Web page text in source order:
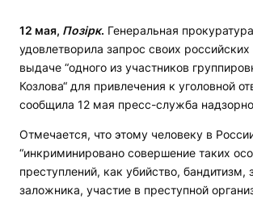
12 мая, Позірк. Генеральная
удовлетворила запрос своих российских
выдаче “одного из участников
Козлова“ для привлечения к уголовной
сообщила 12 мая пресс-служба
Отмечается, что этому человеку в
“инкриминировано совершение таких
преступлений, как убийство, бандитизм,
заложника, участие в преступной